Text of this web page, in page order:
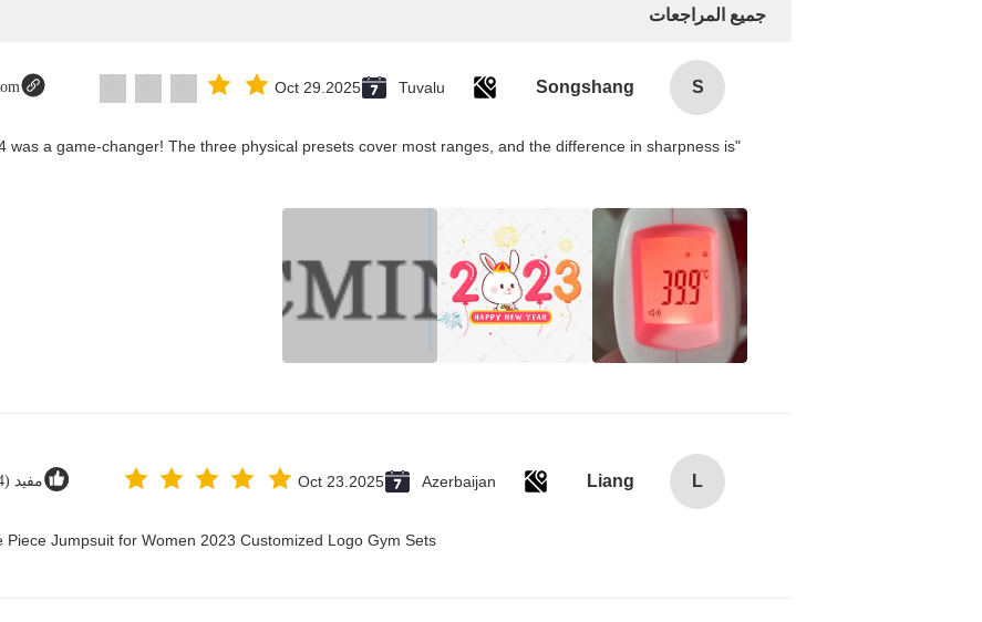
جميع المراجعات
S
Songshang
Tuvalu
Oct 29.2025
was a game-changer! The three physical presets cover most ranges, and the difference in sharpness is
L
Liang
Azerbaijan
Oct 23.2025 مفيد (44)
Piece Jumpsuit for Women 2023 Customized Logo Gym Sets